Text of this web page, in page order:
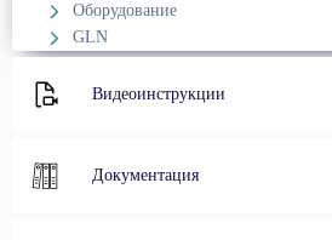
Оборудование
GLN
Видеоинструкции
Документация